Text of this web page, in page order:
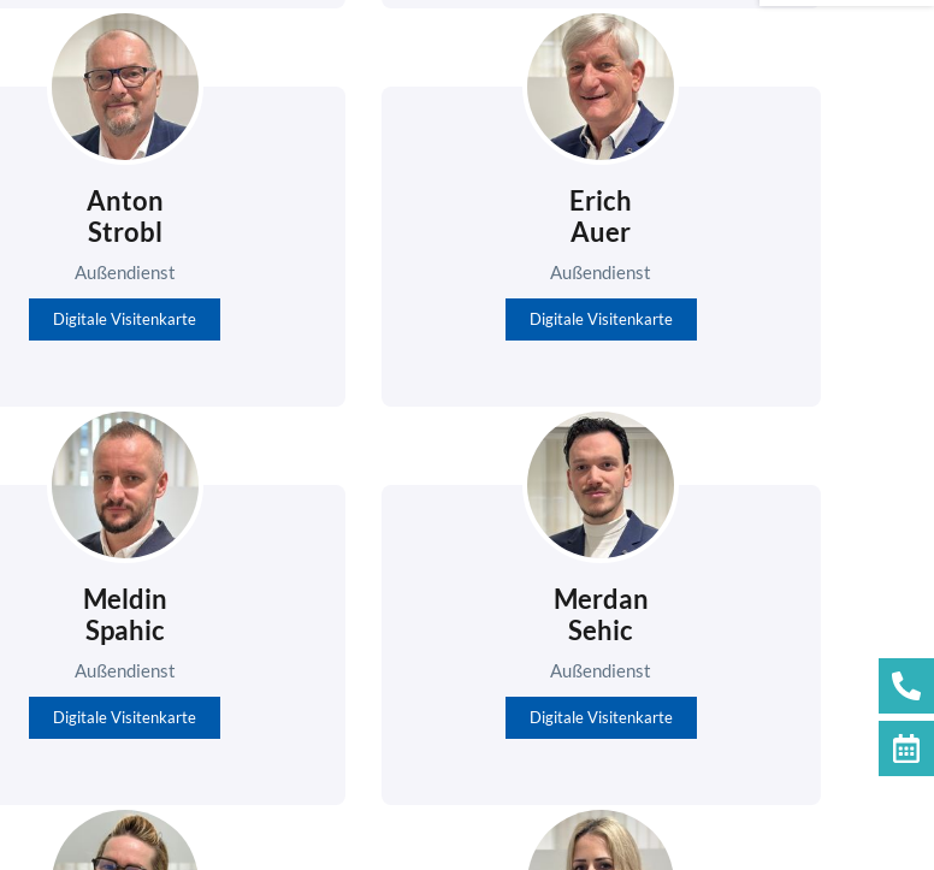
Anton
Strobl
Außendienst
Digitale Visitenkarte
Erich
Auer
Außendienst
Digitale Visitenkarte
Meldin
Spahic
Außendienst
Digitale Visitenkarte
Merdan
Sehic
Außendienst
Digitale Visitenkarte